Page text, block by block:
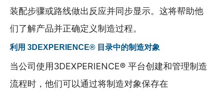
装配步骤或路线做出反应并同步显示。这将帮助他
们了解产品并正确定义制造过程。
利用 3DEXPERIENCE® 目录中的制造对象
当公司使用3DEXPERIENCE® 平台创建和管理制造
流程时，他们可以通过将制造对象保存在